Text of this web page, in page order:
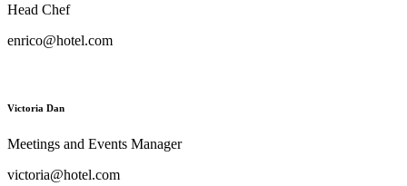
Head Chef
enrico@hotel.com
Victoria Dan
Meetings and Events Manager
victoria@hotel.com